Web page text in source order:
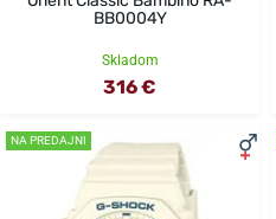
BB0004Y
Skladom
316 €
NA PREDAJNI